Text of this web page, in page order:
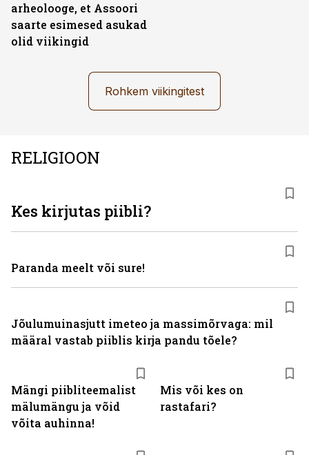
arheolooge, et Assoori
saarte esimesed asukad
olid viikingid
Rohkem viikingitest
RELIGIOON
Mängi piibliteemalist
mälumängu ja võid
võita auhinna!
Mis või kes on
rastafari?
Kes kirjutas piibli?
Paranda meelt või sure!
Jõulumuinasjutt imeteo ja massimõrvaga: mil
määral vastab piiblis kirja pandu tõele?